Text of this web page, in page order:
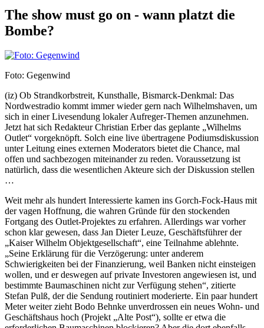
The show must go on - wann platzt die
Bombe?
Foto: Gegenwind
(iz) Ob Strandkorbstreit, Kunsthalle, Bismarck-Denkmal: Das
Nordwestradio kommt immer wieder gern nach Wilhelmshaven, um
sich in einer Livesendung lokaler Aufreger-Themen anzunehmen.
Jetzt hat sich Redakteur Christian Erber das geplante „Wilhelms
Outlet“ vorgeknöpft. Solch eine live übertragene Podiumsdiskussion
unter Leitung eines externen Moderators bietet die Chance, mal
offen und sachbezogen miteinander zu reden. Voraussetzung ist
natürlich, dass die wesentlichen Akteure sich der Diskussion stellen
…
Weit mehr als hundert Interessierte kamen ins Gorch-Fock-Haus mit
der vagen Hoffnung, die wahren Gründe für den stockenden
Fortgang des Outlet-Projektes zu erfahren. Allerdings war vorher
schon klar gewesen, dass Jan Dieter Leuze, Geschäftsführer der
„Kaiser Wilhelm Objektgesellschaft“, eine Teilnahme ablehnte.
„Seine Erklärung für die Verzögerung: unter anderem
Schwierigkeiten bei der Finanzierung, weil Banken nicht einsteigen
wollen, und er deswegen auf private Investoren angewiesen ist, und
bestimmte Baumaschinen nicht zur Verfügung stehen“, zitierte
Stefan Pulß, der die Sendung routiniert moderierte. Ein paar hundert
Meter weiter zieht Bodo Behnke unverdrossen ein neues Wohn- und
Geschäftshaus hoch (Projekt „Alte Post“), sollte er etwa die